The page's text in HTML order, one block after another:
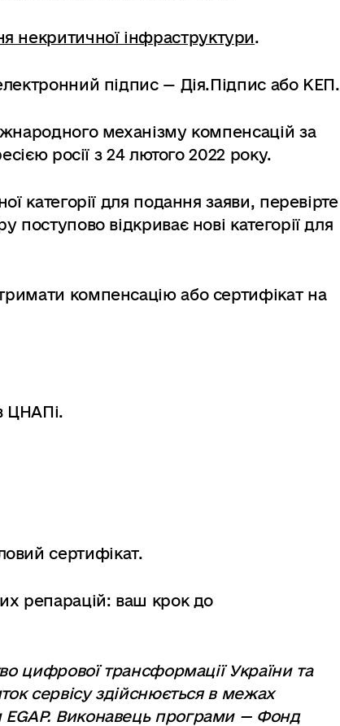
інфраструктури.
підпис — Дія.Підпис або КЕП.
механізму компенсацій за
росії з 24 лютого 2022 року.
категорії для подання заяви, перевірте
відкриває нові категорії для
компенсацію або сертифікат на
ЦНАПі.
сертифікат.
репарацій: ваш крок до
цифрової трансформації України та
сервісу здійснюється в межах
EGAP. Виконавець програми — Фонд